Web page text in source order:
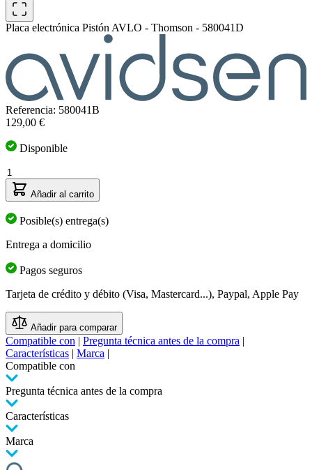
Placa electrónica Pistón AVLO - Thomson - 580041D
Referencia: 580041B
129,00 €
Disponible
Cantidad
Añadir al carrito
Posible(s) entrega(s)
Entrega a domicilio
Pagos seguros
Tarjeta de crédito y débito (Visa, Mastercard...), Paypal, Apple Pay
Añadir para comparar
Compatible con | Pregunta técnica antes de la compra |
Características | Marca |
Compatible con
Pregunta técnica antes de la compra
Características
Marca